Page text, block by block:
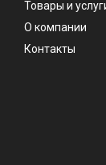
Товары и
О компании
Контакты